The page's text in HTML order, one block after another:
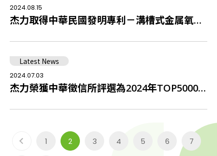
2024.08.15
杰力取得中華民國發明專利－溝槽式金属氧化物半導體元件的分離閘極結構及其製造方法
Latest News
2024.07.03
杰力榮獲中華徵信所評選為2024年TOP5000傑出企業中排名全台第37名積體電路設計業者
1 2 3 4 5 6 7